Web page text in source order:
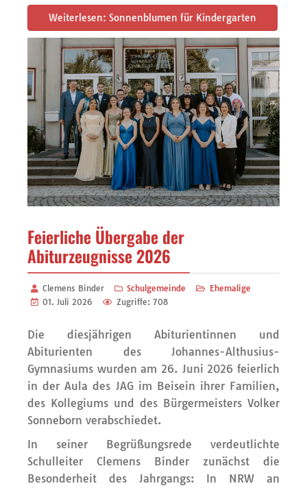
Weiterlesen: Sonnenblumen für Kindergarten
Feierliche Übergabe der
Abiturzeugnisse 2026
Clemens Binder Schulgemeinde
Ehemalige
01. Juli 2026
Zugriffe: 708
Die diesjährigen Abiturientinnen und
Abiturienten des Johannes-Althusius-
Gymnasiums wurden am 26. Juni 2026 feierlich
in der Aula des JAG im Beisein ihrer Familien,
des Kollegiums und des Bürgermeisters Volker
Sonneborn verabschiedet.
In seiner Begrüßungsrede verdeutlichte
Schulleiter Clemens Binder zunächst die
Besonderheit des Jahrgangs: In NRW an